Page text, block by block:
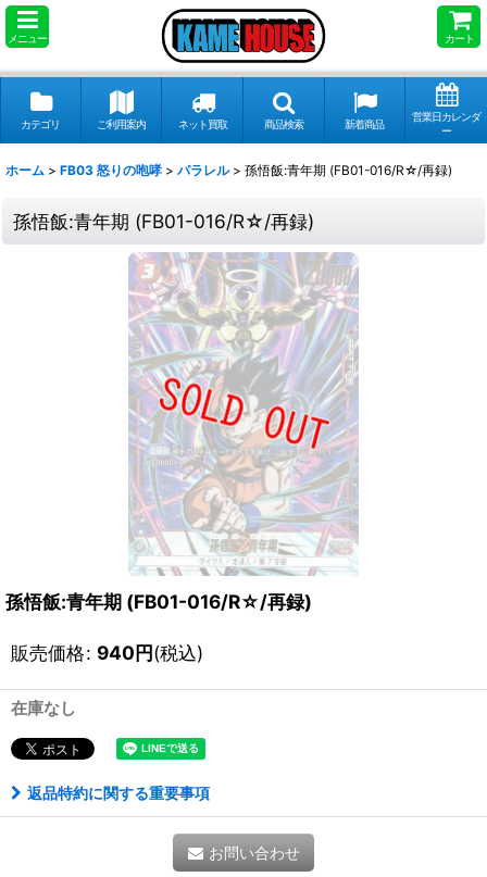
メニュー カート
カテゴリ ご利用案内 ネット買取 商品検索 新着商品
営業日カレンダ
ー
ホーム > FB03 怒りの咆哮 > パラレル > 孫悟飯:青年期 (FB01-016/R☆/再録)
孫悟飯:青年期 (FB01-016/R☆/再録)
孫悟飯:青年期 (FB01-016/R☆/再録)
販売価格: 940円(税込)
在庫なし
返品特約に関する重要事項
お問い合わせ